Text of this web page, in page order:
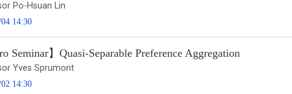
Po-Hsuan Lin
14:30
Seminar】Quasi-Separable Preference Aggregation
Yves Sprumont
14:30